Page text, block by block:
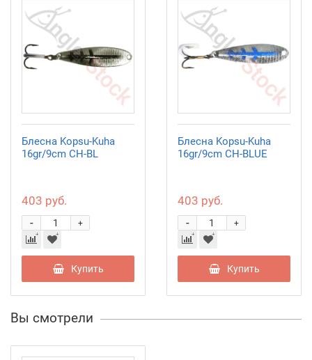
Блесна Kopsu-Kuha
16gr/9cm CH-BL
403 руб.
+
-
Купить
Блесна Kopsu-Kuha
16gr/9cm CH-BLUE
403 руб.
+
-
Купить
Вы смотрели